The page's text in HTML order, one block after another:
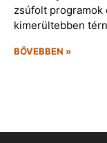
zsúfolt programok
kimerültebben
BŐVEBBEN »